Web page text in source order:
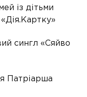
із дітьми
сингл «Сяйво
Патріарша